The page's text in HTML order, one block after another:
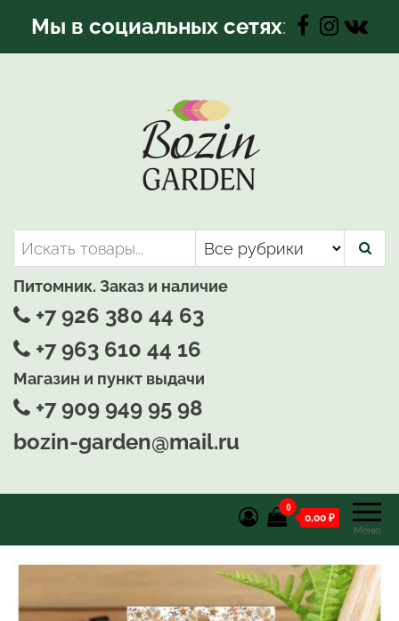
Мы в социальных сетях:
Bozin-Garden | Садовый центр
Садовый центр, Растения
для вашего сада
Питомник. Заказ и наличие
+7 926 380 44 63
+7 963 610 44 16
Магазин и пункт выдачи
+7 909 949 95 98
bozin-garden@mail.ru
Меню
0
0,00 ₽